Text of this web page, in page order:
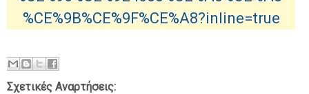
%CE%9B%CE%9F%CE%A8?inline=true
Σχετικές Αναρτήσεις: